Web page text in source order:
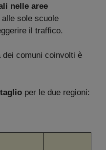
nelle aree
sole scuole
il traffico.
comuni coinvolti è
per le due regioni: